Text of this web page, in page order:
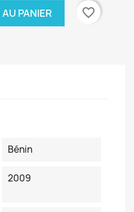
PANIER
favorite_border
Bénin
2009